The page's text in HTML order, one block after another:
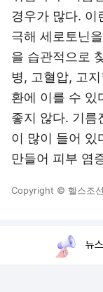
경우가 많다. 이
극해 세로토닌
을 습관적으로
병, 고혈압, 고
환에 이를 수 있
좋지 않다. 기름
이 많이 들어 있
만들어 피부 염
Copyright © 헬스조
뉴